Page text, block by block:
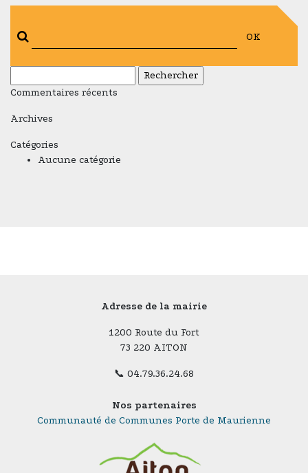
OK
Commentaires récents
Archives
Catégories
Aucune catégorie
Adresse de la mairie
1200 Route du Fort
73 220 AITON
📞 04.79.36.24.68
Nos partenaires
Communauté de Communes Porte de Maurienne